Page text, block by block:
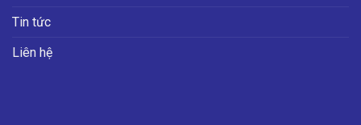
Tin tức
Liên hệ